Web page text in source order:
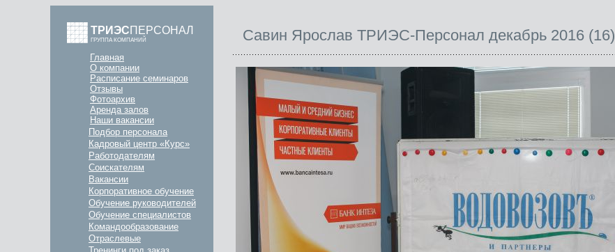
ТРИЭСПЕРСОНАЛ
ГРУППА КОМПАНИЙ
Главная
О компании
Расписание семинаров
Отзывы
Фотоархив
Аренда залов
Наши вакансии
Подбор персонала
Кадровый центр «Курс»
Работодателям
Соискателям
Вакансии
Корпоративное обучение
Обучение руководителей
Обучение специалистов
Командообразование
Отраслевые
Савин Ярослав ТРИЭС-Персонал декабрь 2016 (16)